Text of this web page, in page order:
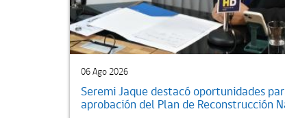
06 Ago 2026
Seremi Jaque destacó oportunidades
aprobación del Plan de Reconstrucción